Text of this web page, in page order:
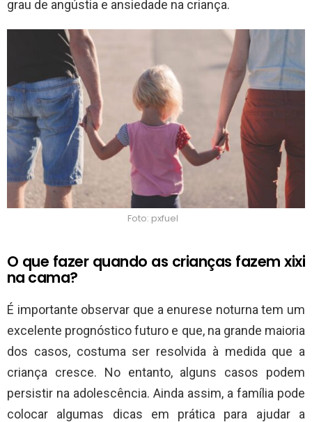
grau de angústia e ansiedade na criança.
Foto: pxfuel
O que fazer quando as crianças fazem xixi
na cama?
É importante observar que a enurese noturna tem um
excelente prognóstico futuro e que, na grande maioria
dos casos, costuma ser resolvida à medida que a
criança cresce. No entanto, alguns casos podem
persistir na adolescência. Ainda assim, a família pode
colocar algumas dicas em prática para ajudar a